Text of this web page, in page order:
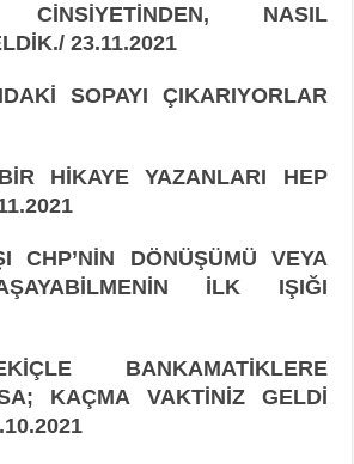
CİNSİYETİNDEN, NASIL
23.11.2021
SOPAYI ÇIKARIYORLAR
HİKAYE YAZANLARI HEP
CHP’NİN DÖNÜŞÜMÜ VEYA
İLK IŞIĞI
BANKAMATİKLERE
KAÇMA VAKTİNİZ GELDİ